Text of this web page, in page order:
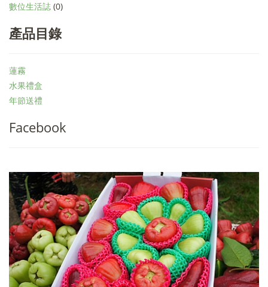
數位生活誌 (0)
產品目錄
蓮霧
水果禮盒
年節送禮
Facebook